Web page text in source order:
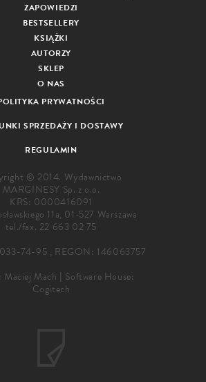
ZAPOWIEDZI
BESTSELLERY
KSIĄŻKI
AUTORZY
SKLEP
O NAS
PRYWATNOŚCI
SPRZEDAŻY I DOSTAWY
REGULAMIN
© 2014. Wydawnictwo
MARGINESY Sp. z o.o.
KRS: 0000416091
11a, 01-527 Warszawa
tel./fax. 22 663 02 75
74-95 , REGON: 146063757
Maciej Mach | Software House:
Cogitech